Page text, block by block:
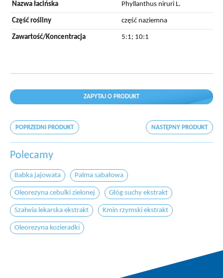
Nazwa łacińska Phyllanthus niruri L.
Część rośliny część naziemna
Zawartość/Koncentracja 5:1; 10:1
ZAPYTAJ O PRODUKT
POPRZEDNI PRODUKT NASTĘPNY PRODUKT
Polecamy
Babka jajowata Palma sabałowa
Oleorezyna cebulki zielonej Głóg suchy ekstrakt
Szałwia lekarska ekstrakt Kmin rzymski ekstrakt
Oleorezyna kozieradki